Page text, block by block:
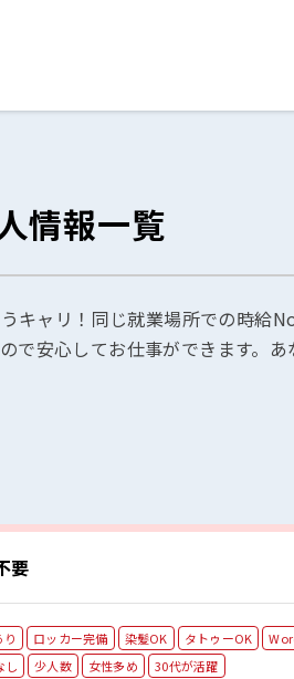
もどる
りリスト
わせ
情報一覧
キャリ！同じ就業場所での時給
で安心してお仕事ができます。
要
ロッカー完備 染髪OK タトゥーOK
し 少人数 女性多め 30代が活躍